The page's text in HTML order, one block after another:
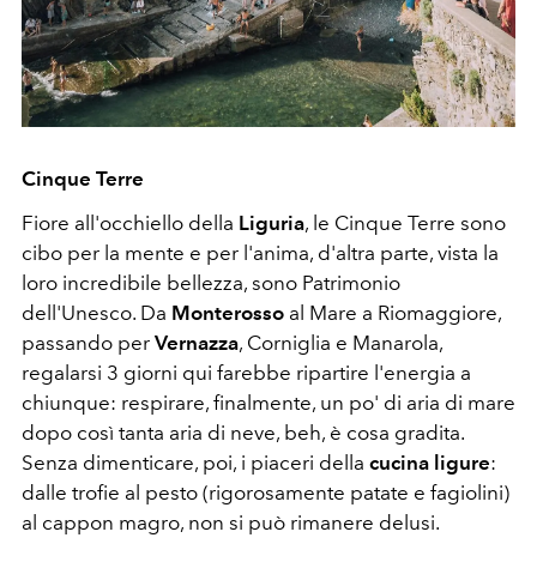
Cinque Terre
Fiore all'occhiello della Liguria, le Cinque Terre sono
cibo per la mente e per l'anima, d'altra parte, vista la
loro incredibile bellezza, sono Patrimonio
dell'Unesco. Da Monterosso al Mare a Riomaggiore,
passando per Vernazza, Corniglia e Manarola,
regalarsi 3 giorni qui farebbe ripartire l'energia a
chiunque: respirare, finalmente, un po' di aria di mare
dopo così tanta aria di neve, beh, è cosa gradita.
Senza dimenticare, poi, i piaceri della cucina ligure:
dalle trofie al pesto (rigorosamente patate e fagiolini)
al cappon magro, non si può rimanere delusi.